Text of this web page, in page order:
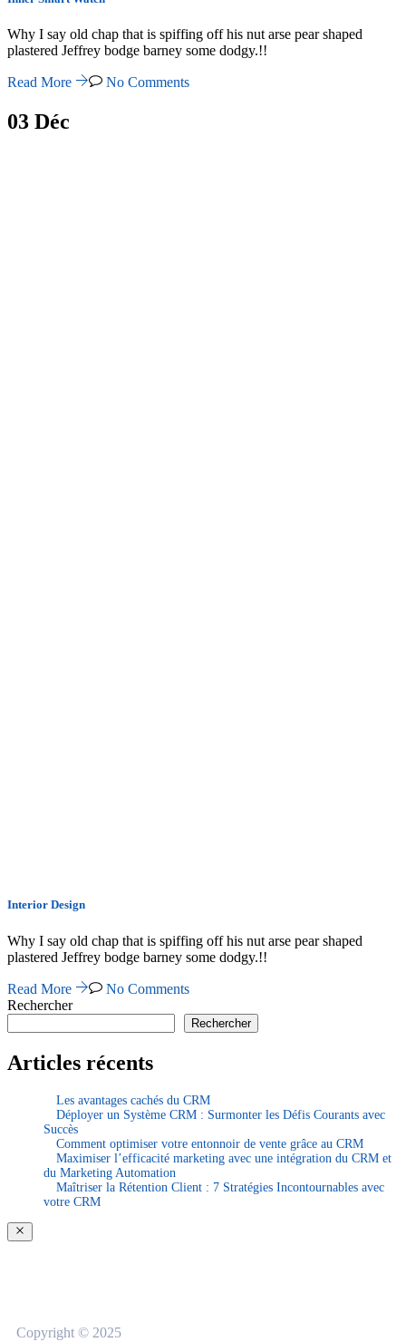
Why I say old chap that is spiffing off his nut arse pear shaped
plastered Jeffrey bodge barney some dodgy.!!
Read More No Comments
03 Déc
Interior Design
Why I say old chap that is spiffing off his nut arse pear shaped
plastered Jeffrey bodge barney some dodgy.!!
Read More
No Comments
Rechercher
Rechercher
Articles récents
Les avantages cachés du CRM
Déployer un Système CRM : Surmonter les Défis Courants avec
Succès
Comment optimiser votre entonnoir de vente grâce au CRM
Maximiser l’efficacité marketing avec une intégration du CRM et
du Marketing Automation
Maîtriser la Rétention Client : 7 Stratégies Incontournables avec
votre CRM
Copyright © 2025